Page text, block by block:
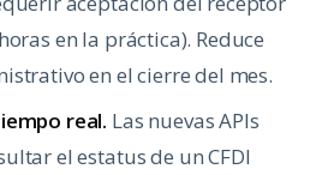
en la práctica). Reduce
en el cierre del mes.
real. Las nuevas APIs
el estatus de un CFDI